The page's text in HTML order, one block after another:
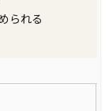
られる